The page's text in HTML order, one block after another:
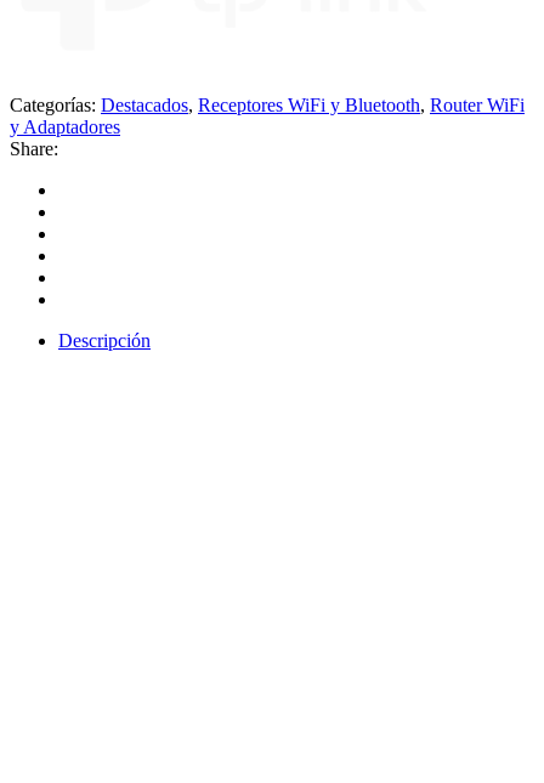
Categorías: Destacados, Receptores WiFi y Bluetooth, Router WiFi
y Adaptadores
Share:
Descripción